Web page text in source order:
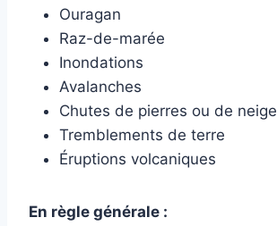
Ouragan
Raz-de-marée
Inondations
Avalanches
Chutes de pierres ou de neige
Tremblements de terre
Éruptions volcaniques
En règle générale :